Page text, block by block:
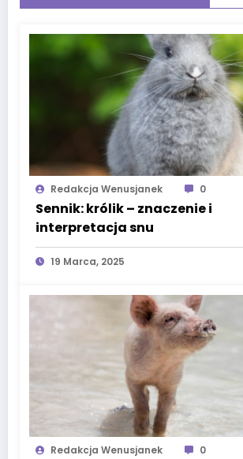
Redakcja Wenusjanek 0
Sennik: królik – znaczenie i
interpretacja snu
19 Marca, 2025
Redakcja Wenusjanek 0